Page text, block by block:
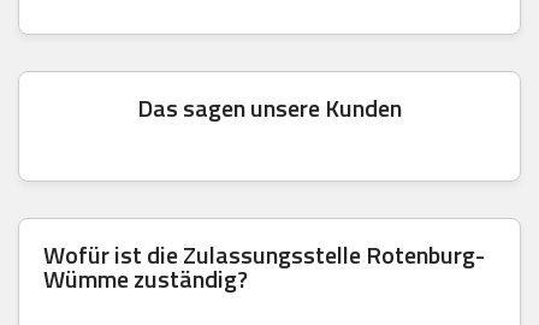
Das sagen unsere Kunden
Wofür ist die Zulassungsstelle Rotenburg-
Wümme zuständig?